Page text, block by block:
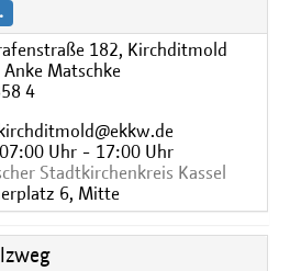
182, Kirchditmold
Anke Matschke
4
07:00 Uhr - 17:00 Uhr
Stadtkirchenkreis Kassel
6, Mitte